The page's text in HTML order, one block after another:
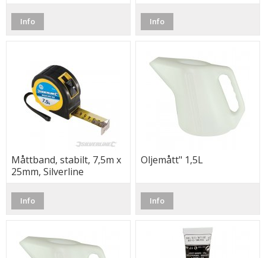
Info Info
Måttband, stabilt, 7,5m x
25mm, Silverline
Info
Oljemått" 1,5L
Info